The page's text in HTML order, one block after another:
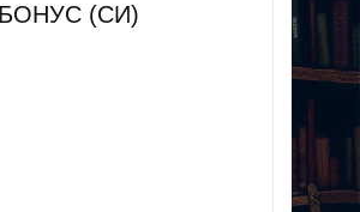
БОНУС (СИ)